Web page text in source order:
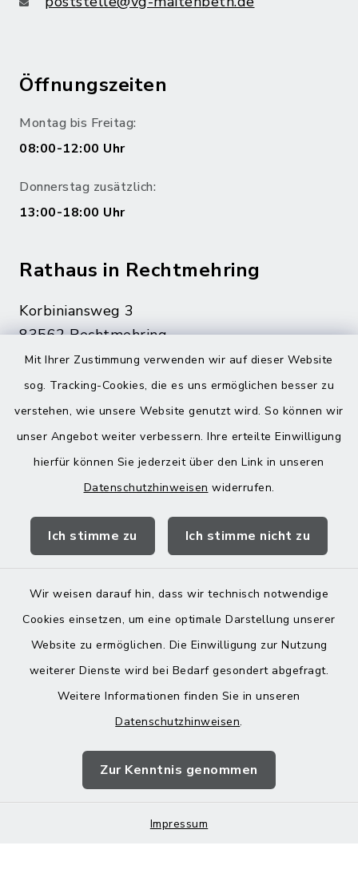
Mit Ihrer Zustimmung verwenden wir auf dieser Website
sog. Tracking-Cookies, die es uns ermöglichen besser zu
verstehen, wie unsere Website genutzt wird. So können wir
unser Angebot weiter verbessern. Ihre erteilte Einwilligung
hierfür können Sie jederzeit über den Link in unseren
Datenschutzhinweisen widerrufen.
Ich stimme zu Ich stimme nicht zu
Wir weisen darauf hin, dass wir technisch notwendige
Cookies einsetzen, um eine optimale Darstellung unserer
Website zu ermöglichen. Die Einwilligung zur Nutzung
weiterer Dienste wird bei Bedarf gesondert abgefragt.
Weitere Informationen finden Sie in unseren
Datenschutzhinweisen.
Zur Kenntnis genommen
Impressum
Öffnungszeiten
Montag bis Freitag:
08:00-12:00 Uhr
Donnerstag zusätzlich:
13:00-18:00 Uhr
Rathaus in Rechtmehring
Korbiniansweg 3
83562 Rechtmehring
08076 499
08076 8595
poststelle@vg-maitenbeth.de
Landratsamt Mühldorf
Barrierefreiheit
Impressum
Sitemap